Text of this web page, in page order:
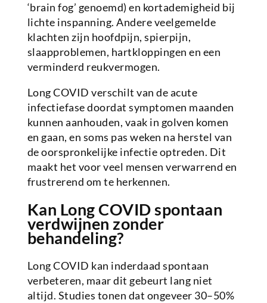
‘brain fog’ genoemd) en kortademigheid bij
lichte inspanning. Andere veelgemelde
klachten zijn hoofdpijn, spierpijn,
slaapproblemen, hartkloppingen en een
verminderd reukvermogen.
Long COVID verschilt van de acute
infectiefase doordat symptomen maanden
kunnen aanhouden, vaak in golven komen
en gaan, en soms pas weken na herstel van
de oorspronkelijke infectie optreden. Dit
maakt het voor veel mensen verwarrend en
frustrerend om te herkennen.
Kan Long COVID spontaan
verdwijnen zonder
behandeling?
Long COVID kan inderdaad spontaan
verbeteren, maar dit gebeurt lang niet
altijd. Studies tonen dat ongeveer 30–50%